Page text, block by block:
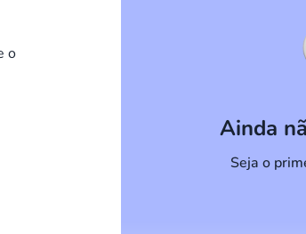
o
Ainda
Seja o